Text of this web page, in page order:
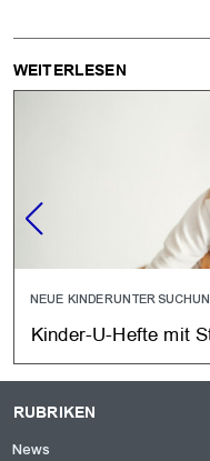
WEITERLESEN
NEUE
Kinder-U-Hefte mit
RUBRIKEN
News